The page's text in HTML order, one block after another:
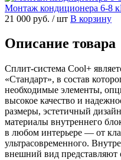
Монтаж кондиционера 6-8
21 000 руб. / шт В корзину
Описание товара
Сплит-система Cool+
«Стандарт», в состав
необходимые элементы,
высокое качество и
размеры, эстетичный
материалы внутреннего
в любом интерьере — от
ультрасовременного.
внешний вид представляют